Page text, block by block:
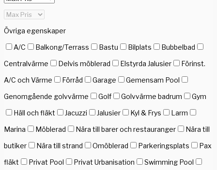
Övriga egenskaper
A/C
Balkong/Terrass Bastu Bilplats
Bubbelbad
Centralvärme
Delvis möblerad Elstyrda Jalusier
Förinst.
A/C och Värme
Förråd Garage
Gemensam Pool
Genomgående golvvärme
Golf Golvvärme badrum
Gym
Häll och fläkt
Jacuzzi Jalusier Kyl & Frys
Larm
Marina
Möblerad Nära till barer och restauranger
Nära till
butiker
Nära till strand Omöblerad Parkeringsplats
Pax
fläkt
Privat Pool Privat Urbanisation
Swimming Pool